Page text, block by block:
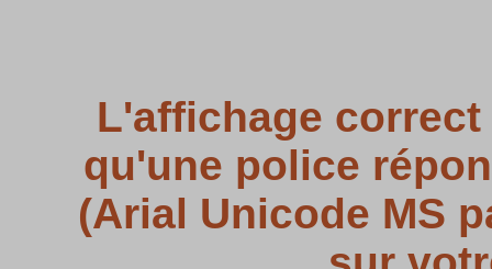
L'affichage
qu'une police
(Arial Unicode MS